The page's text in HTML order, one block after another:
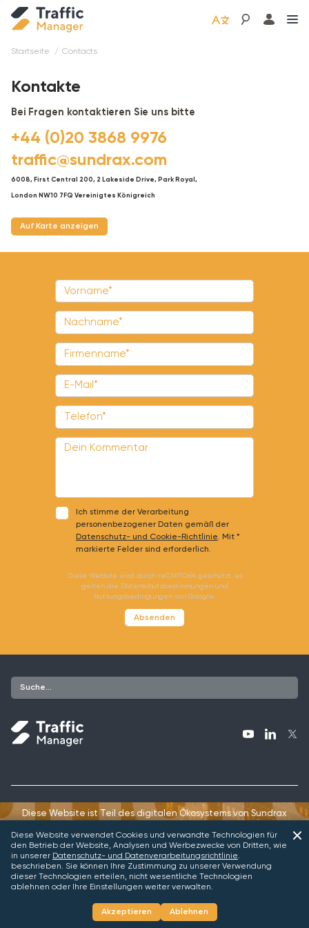
Diese Website verwendet Cookies und verwandte Technologien für
den Betrieb der Website, Analysen und Werbezwecke von Dritten, wie
in unserer Datenschutz- und Datenverarbeitungsrichtlinie.
beschrieben. Sie können Ihre Zustimmung zu unserer Verwendung
dieser Technologien erteilen, nicht wesentliche Technologien
ablehnen oder Ihre Einstellungen weiter verwalten.
Akzeptieren Ablehnen
Startseite contacts
Kontakte
Bei Fragen kontaktieren Sie uns bitte
+44 (0)20 3868 9976
traffic@sundrax.com
6008, First Central 200, 2 Lakeside Drive, Park Royal,
London NW10 7FQ Vereinigtes Königreich
Auf Karte anzeigen
Ich stimme der Verarbeitung
personenbezogener Daten gemäß der
Datenschutz- und Cookie-Richtlinie. Mit *
markierte Felder sind erforderlich.
Diese Website wird durch reCAPTCHA geschützt, es
gelten die Datenschutzbestimmungenund
Nutzungsbedingungen von Google.
Absenden
Diese Website ist Teil des digitalen Ökosystems von Sundrax
Traffic
Cookie-